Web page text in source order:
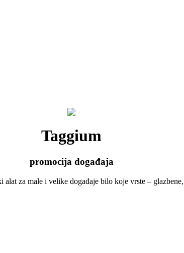
Taggium
promocija događaja
alat za male i velike događaje bilo koje vrste –